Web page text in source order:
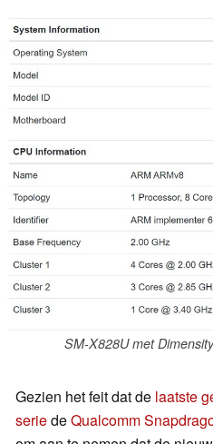
SM-X828U met
Gezien het feit dat de laatste
seriedeQualcomm